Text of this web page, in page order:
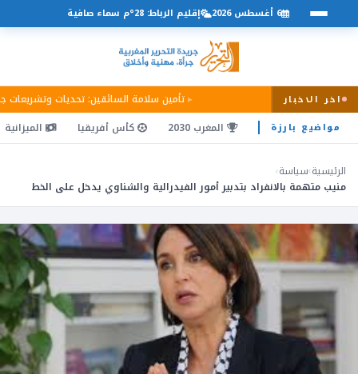
اخر الاخبار تأمين سلامة السائقين: تحديات وتشريعات
6 أغسطس 2026 إقليم الرباط: 28°م سماء صافية
مواضيع بارزة المغرب 2030 كأس أفريقيا الميزانية
الرئيسية›سياسة›
منيب متهمة بالانفراد بتدبير أمور الفيدرالية والشناوي يدخل على الخط